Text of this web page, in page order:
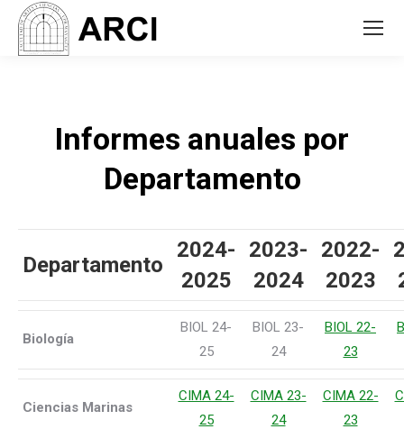
Informes anuales por
Departamento
Departamento
2024-
2025
2023-
2024
2022-
2023
Biología
BIOL 24-
25
BIOL 23-
24
BIOL 22-
23
Ciencias Marinas
CIMA 24-
25
CIMA 23-
24
CIMA 22-
23